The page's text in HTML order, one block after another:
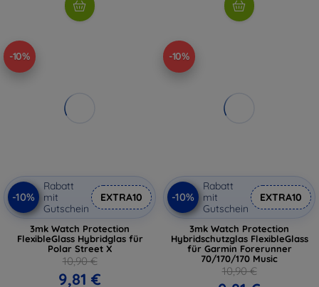
-10%
-10%
Rabatt
mit
Gutschein
EXTRA10
3mk Watch Protection
FlexibleGlass Hybridglas für
Polar Street X
10,90 €
9,81 €
-10%
-10%
Rabatt
mit
Gutschein
EXTRA10
3mk Watch Protection
Hybridschutzglas FlexibleGlass
für Garmin Forerunner
70/170/170 Music
10,90 €